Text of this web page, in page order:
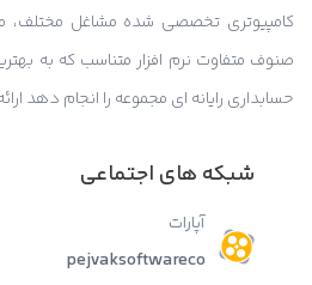
کامپیوتری تخصصی شده مشاغل
صنوف متفاوت نرم افزار متناسب که به
حسابداری رایانه ای مجموعه را انجام دهد
شبکه های اجتماعی
آپارات
pejvaksoftwareco